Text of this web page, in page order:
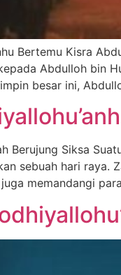
Bertemu Kisra
Abdulloh bin
besar ini,
Berujung Siksa
sebuah hari
memandangi